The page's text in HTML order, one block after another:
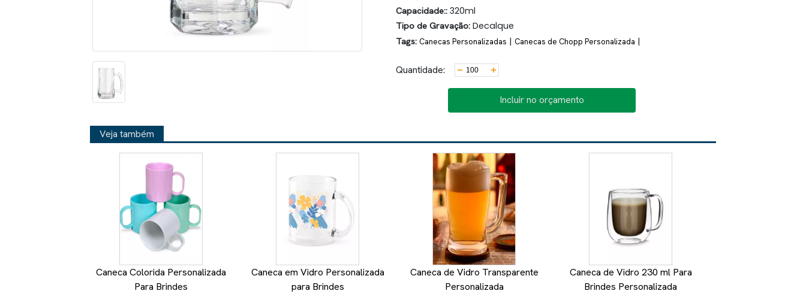
Capacidade:: 320ml
Tipo de Gravação: Decalque
Tags: Canecas Personalizadas | Canecas de Chopp Personalizada |
Quantidade:
Incluir no orçamento
Veja também
Caneca Colorida Personalizada
Para Brindes
Caneca em Vidro Personalizada
para Brindes
Caneca de Vidro Transparente
Personalizada
Caneca de Vidro 230 ml Para
Brindes Personalizada